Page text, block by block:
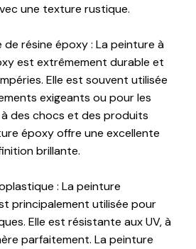
une texture rustique.
résine époxy : La peinture à
est extrêmement durable et
Elle est souvent utilisée
exigeants ou pour les
des chocs et des produits
époxy offre une excellente
brillante.
: La peinture
principalement utilisée pour
Elle est résistante aux UV, à
parfaitement. La peinture